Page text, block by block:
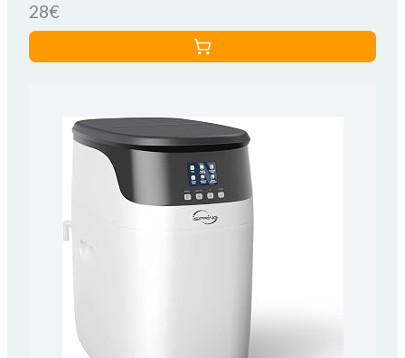
Compatible Tuyau G1/2, Filtration Jusqu'à 100%
28€